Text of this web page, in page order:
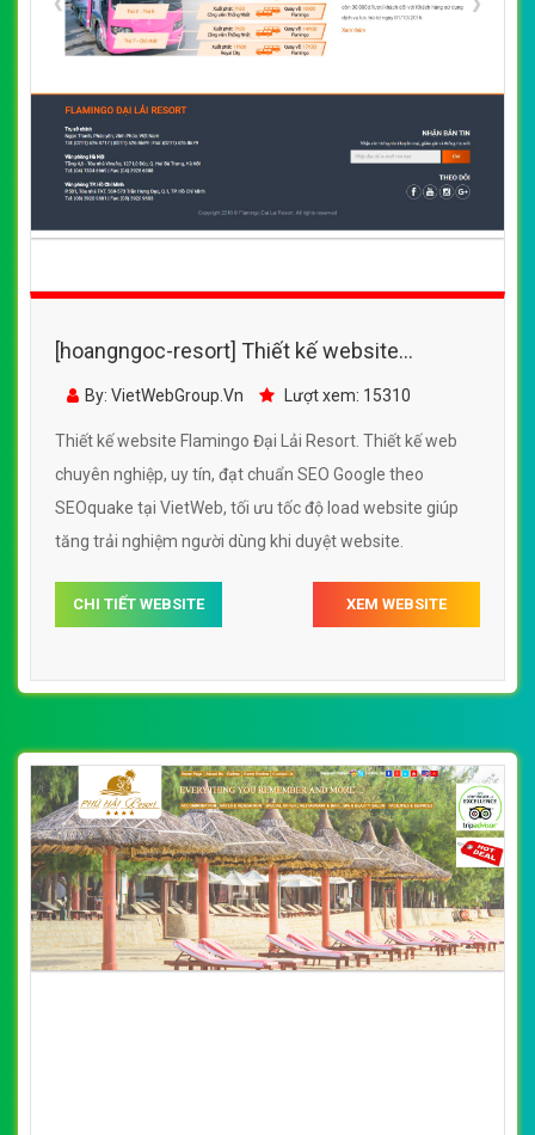
[hoangngoc-resort] Thiết kế website
Flamingo Đại Lải Resort đẹp, chuyên nghiệp
By: VietWebGroup.Vn Lượt xem: 15310
Thiết kế website Flamingo Đại Lải Resort. Thiết kế web
chuyên nghiệp, uy tín, đạt chuẩn SEO Google theo
SEOquake tại VietWeb, tối ưu tốc độ load website giúp
tăng trải nghiệm người dùng khi duyệt website.
CHI TIẾT WEBSITE XEM WEBSITE